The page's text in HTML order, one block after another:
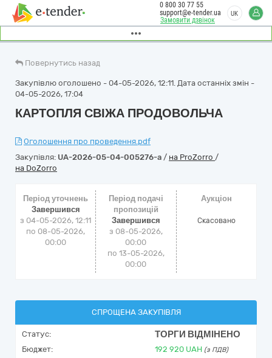
Замовити дзвінок
0 800 30 77 55
support@e-tender.ua
UK
Повернутись назад
Закупівлю оголошено - 04-05-2026, 12:11. Дата останніх змін -
04-05-2026, 17:04
КАРТОПЛЯ СВІЖА ПРОДОВОЛЬЧА
Оголошення про проведення.pdf
Закупівля: UA-2026-05-04-005276-a / на ProZorro /
на DoZorro
Період уточнень
Завершився
з 04-05-2026, 12:11
по 08-05-2026,
00:00
Період подачі
пропозицій
Завершився
з 08-05-2026,
00:00
по 13-05-2026,
00:00
Аукціон
Cкасовано
СПРОЩЕНА ЗАКУПІВЛЯ
Статус: ТОРГИ ВІДМІНЕНО
Бюджет: 192 920 UAH (з ПДВ)